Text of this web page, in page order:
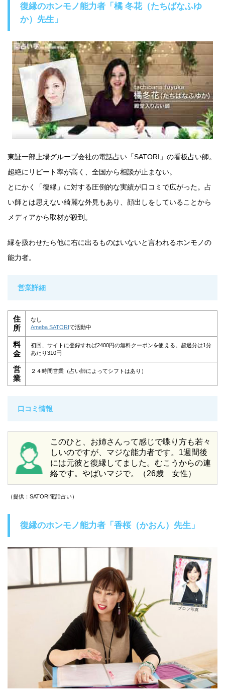
復縁のホンモノ能力者「橘 冬花（たちばなふゆ
か）先生」
東証一部上場グループ会社の電話占い「SATORI」の看板占い師。
超絶にリピート率が高く、全国から相談が止まない。
とにかく「復縁」に対する圧倒的な実績が口コミで広がった。占
い師とは思えない綺麗な外見もあり、顔出しをしていることから
メディアから取材が殺到。
縁を扱わせたら他に右に出るものはいないと言われるホンモノの
能力者。
営業詳細
住
所
なし
Ameba SATORIで活動中
料
金
初回、サイトに登録すれば2400円の無料クーポンを使える。超過分は1分
あたり310円
営
業
２４時間営業（占い師によってシフトはあり）
口コミ情報
このひと、お姉さんって感じで喋り方も若々
しいのですが、マジな能力者です。1週間後
には元彼と復縁してました。むこうからの連
絡です。やばいマジで。（26歳 女性）
（提供：SATORI電話占い）
復縁のホンモノ能力者「香桜（かおん）先生」